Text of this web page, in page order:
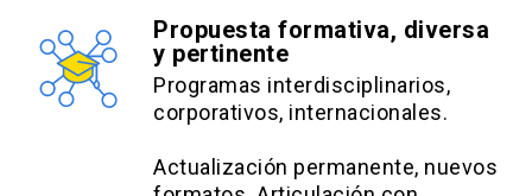
Propuesta formativa, diversa
y pertinente
Programas interdisciplinarios,
corporativos, internacionales.
Actualización permanente, nuevos